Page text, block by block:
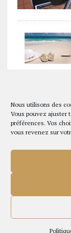
Nous utilisons des
Vous pouvez ajuster
préférences. Vos
vous revenez sur